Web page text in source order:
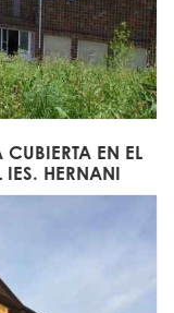
EN EL
HERNANI